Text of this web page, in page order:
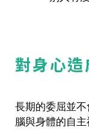
對身心
長期的委屈並
腦與身體的自